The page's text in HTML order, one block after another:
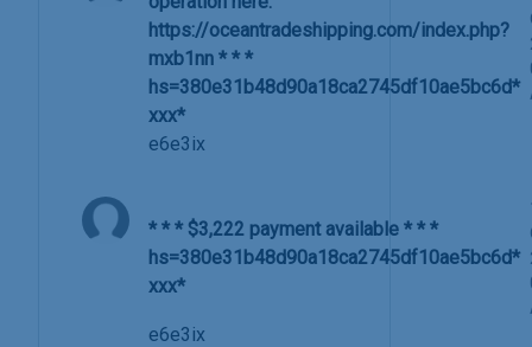
https://oceantradeshipping.com/index.php?
mxb1nn * * *
hs=380e31b48d90a18ca2745df10ae5bc6d*
ххх*
e6e3ix
* * * $3,222 payment available * * *
hs=380e31b48d90a18ca2745df10ae5bc6d*
ххх*
e6e3ix